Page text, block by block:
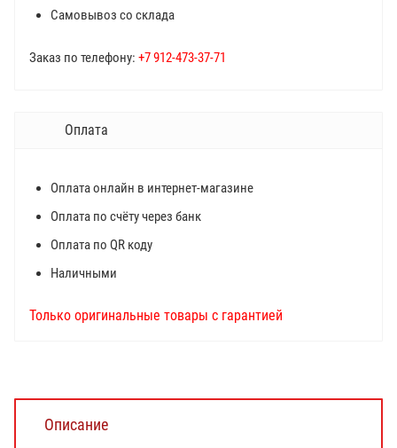
Самовывоз со склада
Заказ по телефону: +7 912-473-37-71
Оплата
Оплата онлайн в интернет-магазине
Оплата по счёту через банк
Оплата по QR коду
Наличными
Только оригинальные товары с гарантией
Описание